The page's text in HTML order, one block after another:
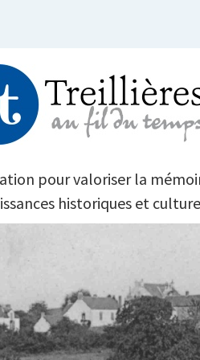
AU
pour valoriser la
historiques et